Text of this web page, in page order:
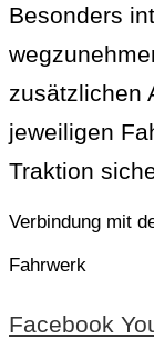
Besonders
zusätzlichen
jeweiligen
Traktion
Verbindung mit
Fahrwerk
Facebook